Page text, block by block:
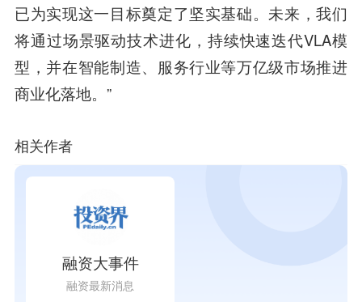
已为实现这一目标奠定了坚实基础。未来，我们
将通过场景驱动技术进化，持续快速迭代VLA模
型，并在智能制造、服务行业等万亿级市场推进
商业化落地。”
相关作者
融资大事件
融资最新消息